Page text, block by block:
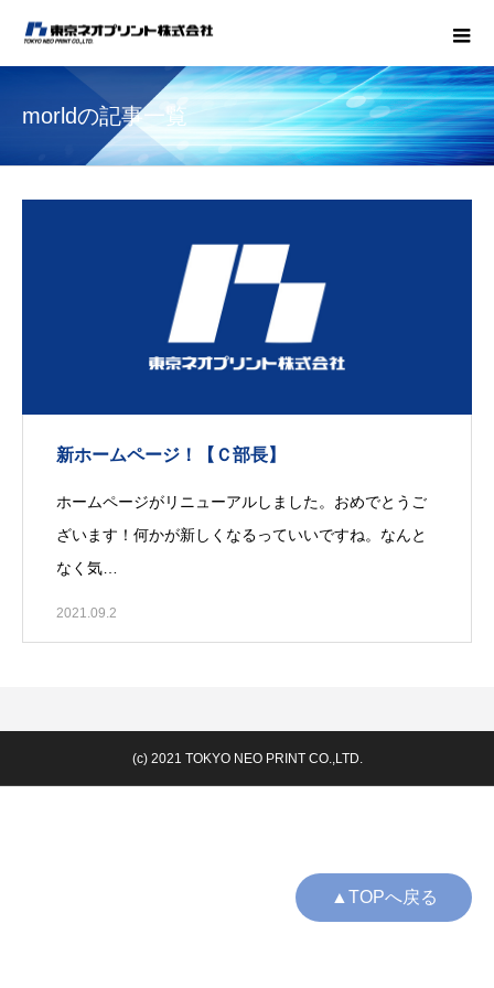
▲TOPへ戻る
morldの記事一覧
新ホームページ！【Ｃ部長】
ホームページがリニューアルしました。おめでとうご
ざいます！何かが新しくなるっていいですね。なんと
なく気…
2021.09.2
(c) 2021 TOKYO NEO PRINT CO.,LTD.